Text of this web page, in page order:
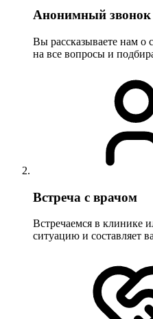
Анонимный звонок
Вы рассказываете нам о
на все вопросы и
Встреча с врачом
Встречаемся в клинике
ситуацию и составляет